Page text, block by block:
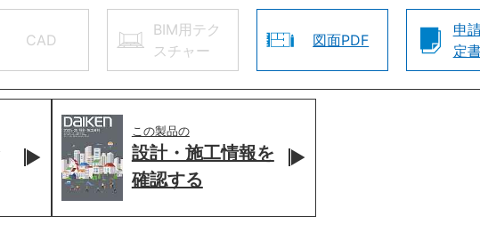
CAD
BIM用テク
スチャー
図面PDF
申
定
この製品の
設計・施工情報を
確認する